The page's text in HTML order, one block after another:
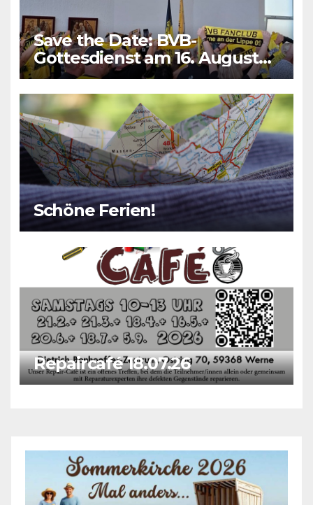
Save the Date: BVB-
Gottesdienst am 16. August
2026
Schöne Ferien!
Repaircafé 18.07.26